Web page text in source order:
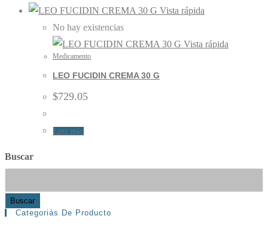
Vista rápida
No hay existencias
Vista rápida
Medicamento
LEO FUCIDIN CREMA 30 G
$729.05
Leer más
Buscar
Buscar
Categoriás De Producto